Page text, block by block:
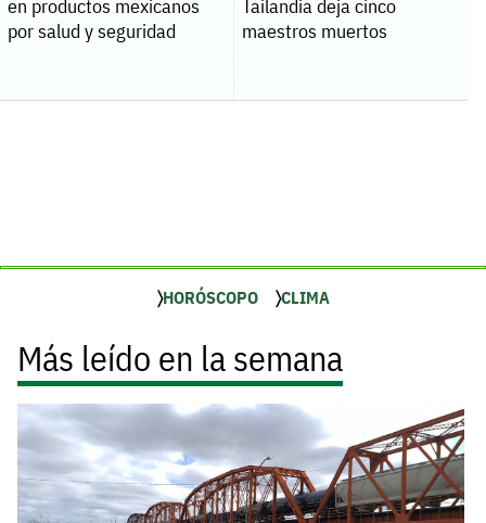
en productos mexicanos
por salud y seguridad
Tailandia deja cinco
maestros muertos
HORÓSCOPO CLIMA
Más leído en la semana